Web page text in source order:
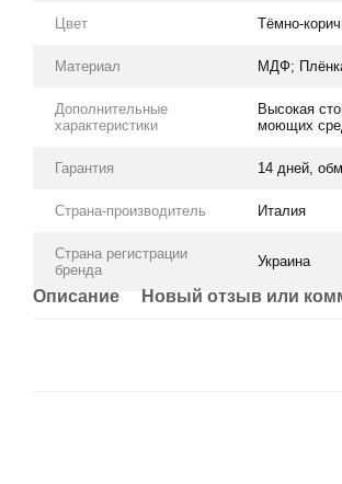
Цвет Тёмно-
Материал МДФ;
Дополнительные
характеристики
Высокая
моющих
Гарантия 14 дней,
Страна-производитель Италия
Страна регистрации
бренда
Украина
Описание Новый отзыв или